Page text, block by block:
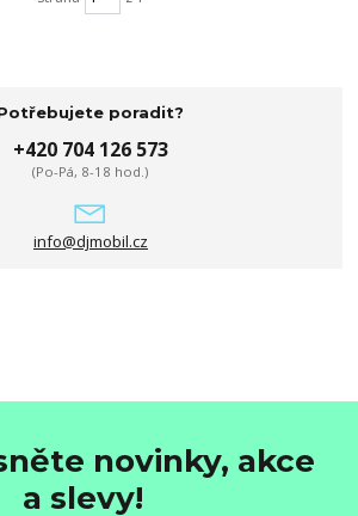
poradit?
+420 704 126 573
(Po-Pá, 8-18 hod.)
info@djmobil.cz
novinky, akce
a slevy!